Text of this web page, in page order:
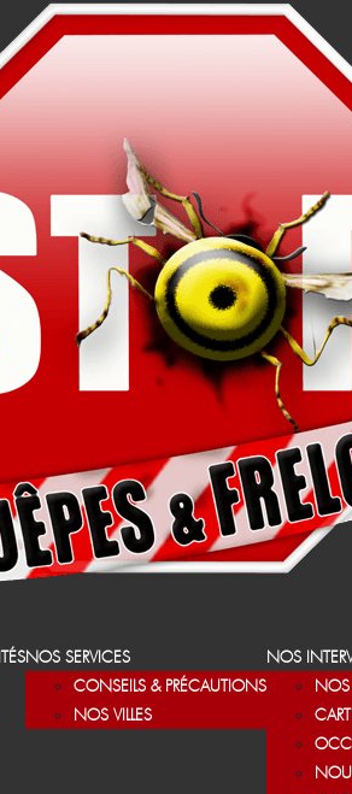
NOS SERVICES
CONSEILS & PRÉCAUTIONS
NOS VILLES
NOS
NOS